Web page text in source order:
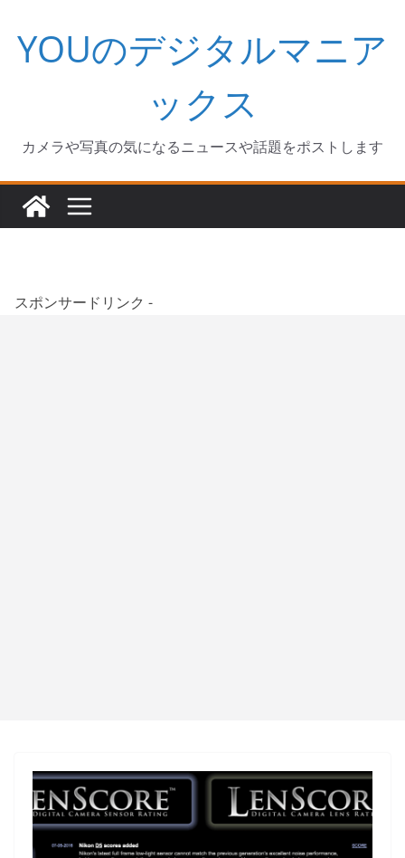
キ
YOUのデジタルマニア
ックス
カメラや写真の気になるニュースや話題をポストします
スポンサードリンク -